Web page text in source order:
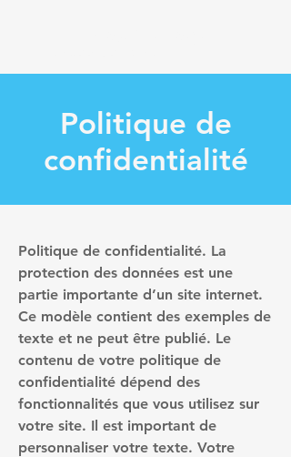
Politique de
confidentialité
Politique de confidentialité. La
protection des données est une
partie importante d’un site internet.
Ce modèle contient des exemples de
texte et ne peut être publié. Le
contenu de votre politique de
confidentialité dépend des
fonctionnalités que vous utilisez sur
votre site. Il est important de
personnaliser votre texte. Votre